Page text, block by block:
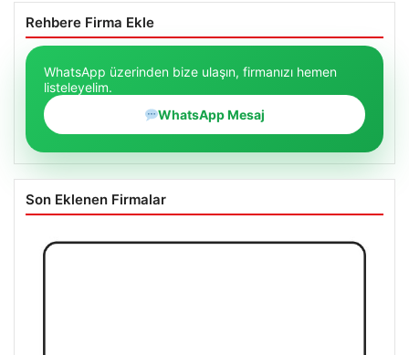
Rehbere Firma Ekle
WhatsApp üzerinden bize ulaşın, firmanızı hemen
listeleyelim.
WhatsApp Mesaj
Son Eklenen Firmalar